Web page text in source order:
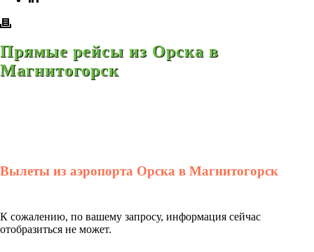
Прямые рейсы из Орска в
Магнитогорск
Вылеты из аэропорта Орска в Магнитогорск
К сожалению, по вашему запросу, информация сейчас
отобразиться не может.